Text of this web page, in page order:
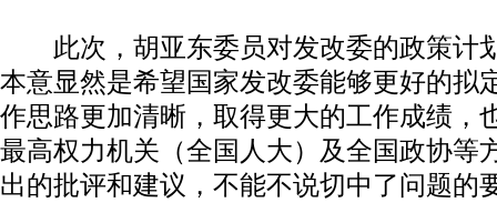
此次，胡亚东委员对发改委的政策计
本意显然是希望国家发改委能够更好的拟
作思路更加清晰，取得更大的工作成绩，
最高权力机关（全国人大）及全国政协等
出的批评和建议，不能不说切中了问题的